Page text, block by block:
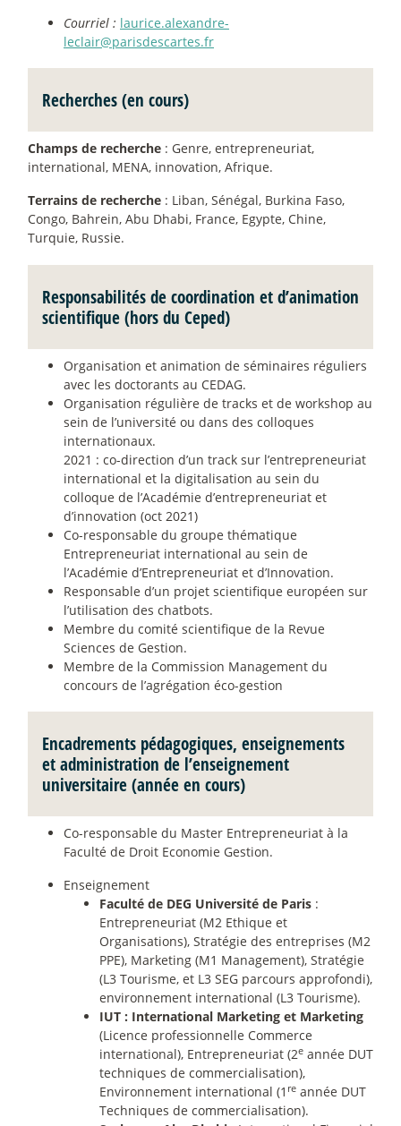
Courriel : laurice.alexandre-
leclair@parisdescartes.fr
Recherches (en cours)
Champs de recherche : Genre, entrepreneuriat,
international, MENA, innovation, Afrique.
Terrains de recherche : Liban, Sénégal, Burkina Faso,
Congo, Bahrein, Abu Dhabi, France, Egypte, Chine,
Turquie, Russie.
Responsabilités de coordination et d’animation
scientifique (hors du Ceped)
Organisation et animation de séminaires réguliers
avec les doctorants au CEDAG.
Organisation régulière de tracks et de workshop au
sein de l’université ou dans des colloques
internationaux.
2021 : co-direction d’un track sur l’entrepreneuriat
international et la digitalisation au sein du
colloque de l’Académie d’entrepreneuriat et
d’innovation (oct 2021)
Co-responsable du groupe thématique
Entrepreneuriat international au sein de
l’Académie d’Entrepreneuriat et d’Innovation.
Responsable d’un projet scientifique européen sur
l’utilisation des chatbots.
Membre du comité scientifique de la Revue
Sciences de Gestion.
Membre de la Commission Management du
concours de l’agrégation éco-gestion
Encadrements pédagogiques, enseignements
et administration de l’enseignement
universitaire (année en cours)
Co-responsable du Master Entrepreneuriat à la
Faculté de Droit Economie Gestion.
Enseignement
Faculté de DEG Université de Paris :
Entrepreneuriat (M2 Ethique et
Organisations), Stratégie des entreprises (M2
PPE), Marketing (M1 Management), Stratégie
(L3 Tourisme, et L3 SEG parcours approfondi),
environnement international (L3 Tourisme).
IUT : International Marketing et Marketing
(Licence professionnelle Commerce
international), Entrepreneuriat (2e année DUT
techniques de commercialisation),
Environnement international (1 re année DUT
Techniques de commercialisation).